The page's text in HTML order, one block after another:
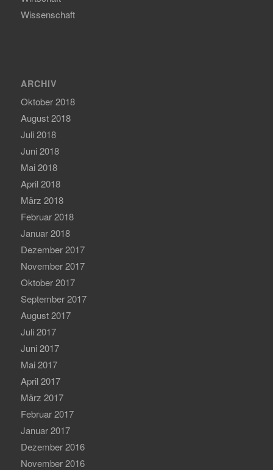
Wissenschaft
ARCHIV
Oktober 2018
August 2018
Juli 2018
Juni 2018
Mai 2018
April 2018
März 2018
Februar 2018
Januar 2018
Dezember 2017
November 2017
Oktober 2017
September 2017
August 2017
Juli 2017
Juni 2017
Mai 2017
April 2017
März 2017
Februar 2017
Januar 2017
Dezember 2016
November 2016